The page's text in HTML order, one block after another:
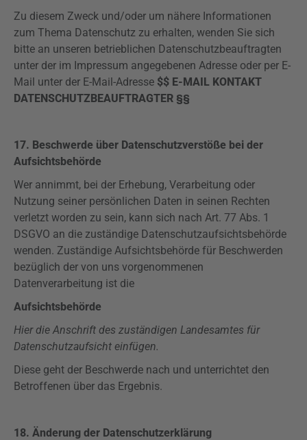
Zu diesem Zweck und/oder um nähere Informationen
zum Thema Datenschutz zu erhalten, wenden Sie sich
bitte an unseren betrieblichen Datenschutzbeauftragten
unter der im Impressum angegebenen Adresse oder per E-
Mail unter der E-Mail-Adresse $$ E-MAIL KONTAKT
DATENSCHUTZBEAUFTRAGTER §§
17. Beschwerde über Datenschutzverstöße bei der
Aufsichtsbehörde
Wer annimmt, bei der Erhebung, Verarbeitung oder
Nutzung seiner persönlichen Daten in seinen Rechten
verletzt worden zu sein, kann sich nach Art. 77 Abs. 1
DSGVO an die zuständige Datenschutzaufsichtsbehörde
wenden. Zuständige Aufsichtsbehörde für Beschwerden
bezüglich der von uns vorgenommenen
Datenverarbeitung ist die
Aufsichtsbehörde
Hier die Anschrift des zuständigen Landesamtes für
Datenschutzaufsicht einfügen.
Diese geht der Beschwerde nach und unterrichtet den
Betroffenen über das Ergebnis.
18. Änderung der Datenschutzerklärung